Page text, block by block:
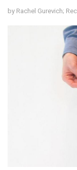
by Rachel Gurevich;